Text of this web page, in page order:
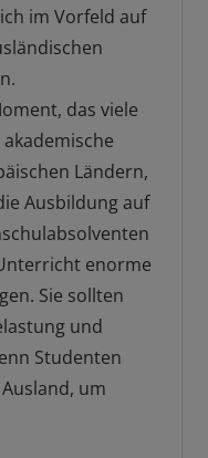
im Vorfeld auf
das viele
Ländern,
Ausbildung auf
enorme
Sie sollten
und
Studenten
um